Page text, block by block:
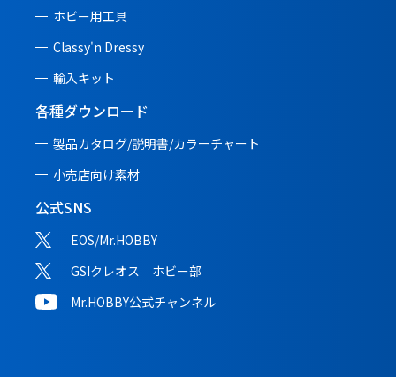
ホビー用工具
Classy'n Dressy
輸入キット
各種ダウンロード
製品カタログ/説明書/カラーチャート
小売店向け素材
公式SNS
EOS/Mr.HOBBY
GSIクレオス ホビー部
Mr.HOBBY公式チャンネル